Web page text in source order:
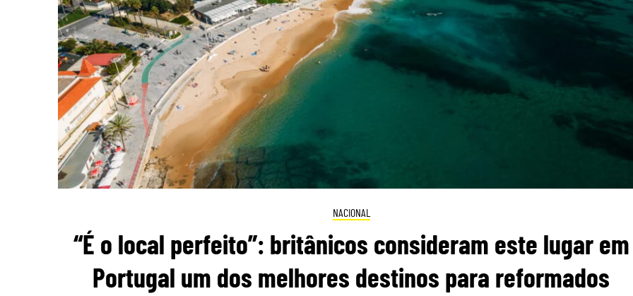
NACIONAL
“É o local perfeito”: britânicos consideram este lugar em
Portugal um dos melhores destinos para reformados